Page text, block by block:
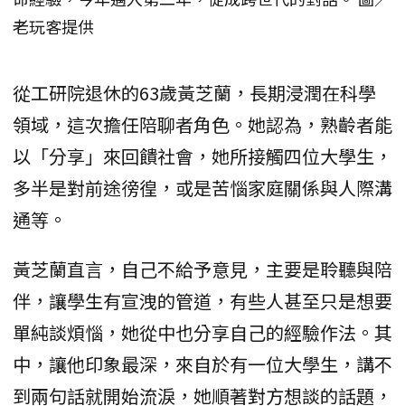
老玩客提供
從工研院退休的63歲黃芝蘭，長期浸潤在科學
領域，這次擔任陪聊者角色。她認為，熟齡者能
以「分享」來回饋社會，她所接觸四位大學生，
多半是對前途徬徨，或是苦惱家庭關係與人際溝
通等。
黃芝蘭直言，自己不給予意見，主要是聆聽與陪
伴，讓學生有宣洩的管道，有些人甚至只是想要
單純談煩惱，她從中也分享自己的經驗作法。其
中，讓他印象最深，來自於有一位大學生，講不
到兩句話就開始流淚，她順著對方想談的話題，